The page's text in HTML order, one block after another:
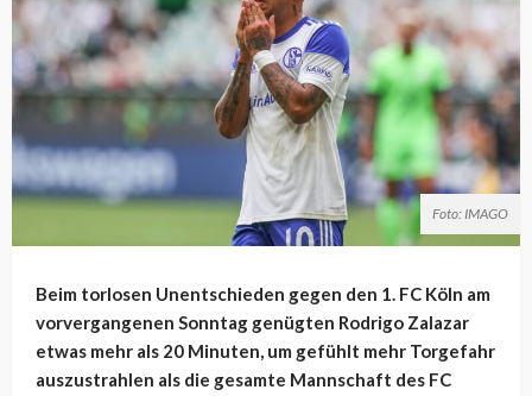
Foto: IMAGO
Beim torlosen Unentschieden gegen den 1. FC Köln am
vorvergangenen Sonntag genügten Rodrigo Zalazar
etwas mehr als 20 Minuten, um gefühlt mehr Torgefahr
auszustrahlen als die gesamte Mannschaft des FC